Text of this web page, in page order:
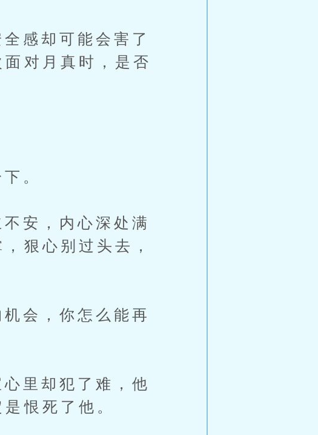
却可能会害了
对月真时，是否
。
安，内心深处满
狠心别过头去，
会，你怎么能再
里却犯了难，他
恨死了他。